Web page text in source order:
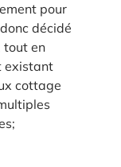
pour
décidé
tout en
existant
cottage